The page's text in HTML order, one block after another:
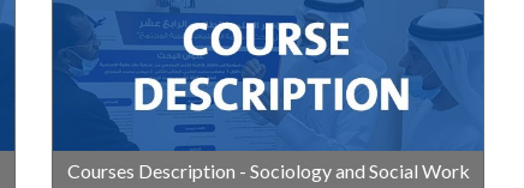
Courses Description - Sociology and Social Work